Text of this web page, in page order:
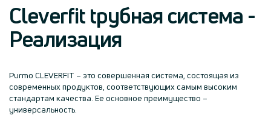
Cleverfit tрубная система -
Реализация
Purmo CLEVERFIT – это совершенная система, состоящая из
современных продуктов, соответствующих самым высоким
стандартам качества. Ее основное преимущество –
универсальность.